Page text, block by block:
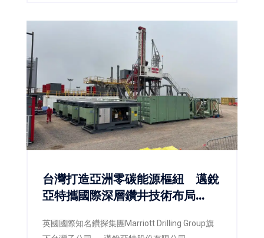
台灣打造亞洲零碳能源樞紐 邁銳
亞特攜國際深層鑽井技術布局
英國國際知名鑽探集團Marriott Drilling Group旗